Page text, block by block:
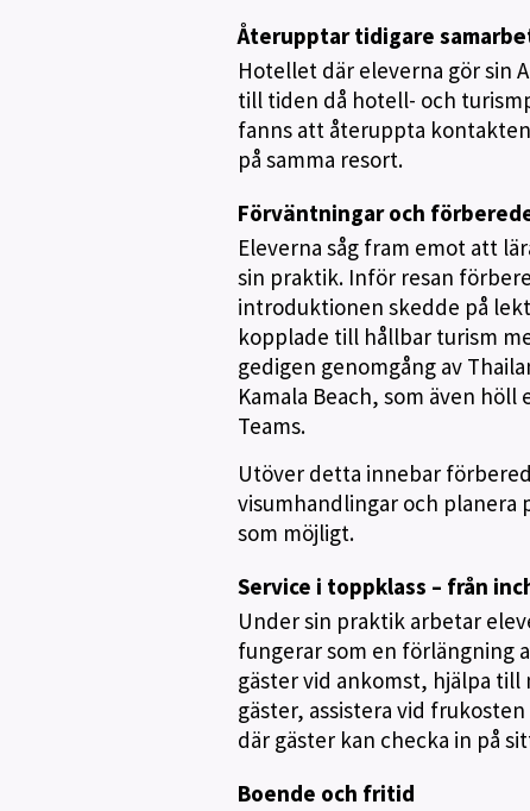
Återupptar tidigare samarb
Hotellet där eleverna gör sin
till tiden då hotell- och
fanns att återuppta
på samma resort.
Förväntningar och
Eleverna såg fram emot att
sin praktik. Inför resan
introduktionen skedde på
kopplade till hållbar turism
gedigen genomgång av
Kamala Beach, som även
Teams.
Utöver detta innebar
visumhandlingar och planera
som möjligt.
Service i toppklass – från
Under sin praktik arbetar
fungerar som en förlängning
gäster vid ankomst, hjälpa
gäster, assistera vid
där gäster kan checka in på
Boende och fritid